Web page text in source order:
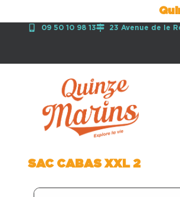
09 50 10 98 13 23 Avenue de le
SAC CABAS XXL 2